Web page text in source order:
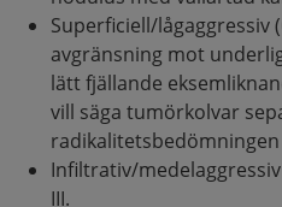
Superficiell/lågaggressiv
avgränsning mot
lätt fjällande
vill säga tumörkolvar
Infiltrativ/
III.